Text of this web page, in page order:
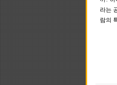
라는
람의